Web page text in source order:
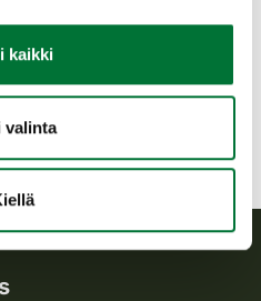
kaikki
valinta
Riistakeskus voi tarvittaessa
poikkeuslupapäätöksiä.